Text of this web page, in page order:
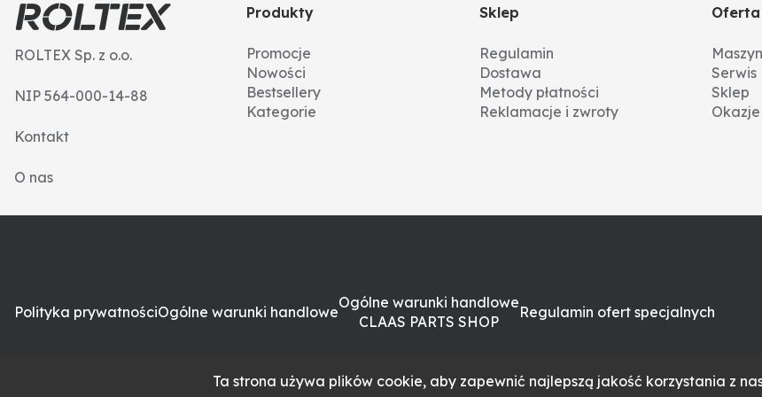
Ta strona używa plików cookie, aby zapewnić najlepszą jakość korzystania z
ROLTEX Sp. z o.o.
NIP 564-000-14-88
Kontakt
O nas
Produkty
Promocje
Nowości
Bestsellery
Kategorie
Sklep
Regulamin
Dostawa
Metody płatności
Reklamacje i zwroty
Oferta
Serwis
Sklep
Okazje
Polityka prywatnościOgólne warunki handlowe
Ogólne warunki handlowe
CLAAS PARTS SHOP
Regulamin ofert specjalnych